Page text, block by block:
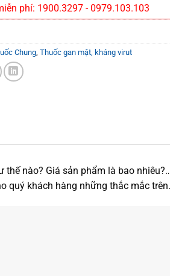
phí: 1900.3297 - 0979.103.103
Chung, Thuốc gan mật, kháng virut
thế nào? Giá sản phẩm là bao
quý khách hàng những thắc mắc trên.